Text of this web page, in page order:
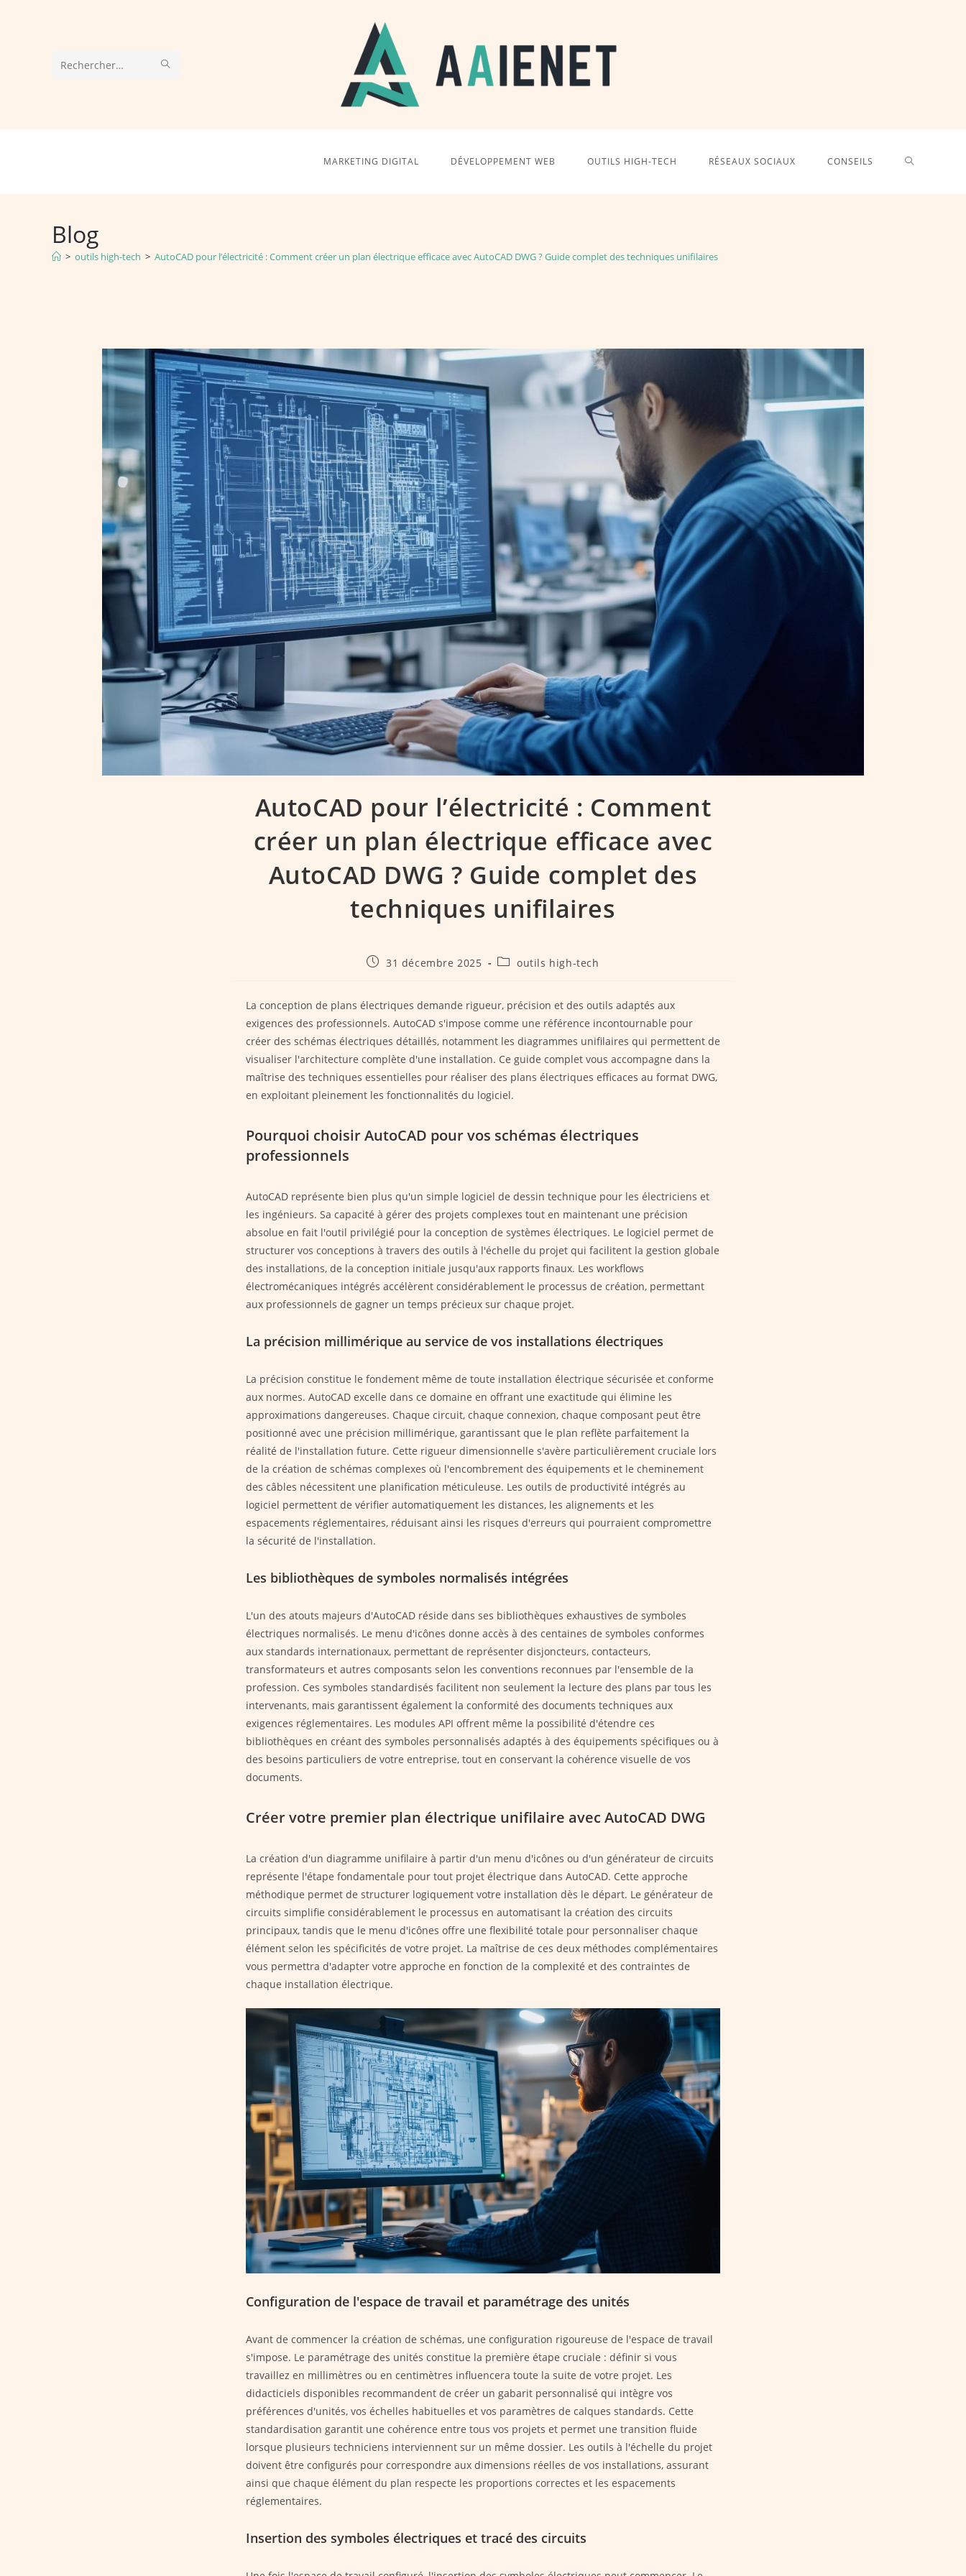
Rechercher
MARKETING DIGITAL DÉVELOPPEMENT WEB OUTILS HIGH-TECH RÉSEAUX SOCIAUX CONSEILS TOGGLE
Blog
> outils high-tech > AutoCAD pour l’électricité : Comment créer un plan électrique efficace avec AutoCAD DWG ? Guide complet des techniques unifilaires
AutoCAD pour l’électricité : Comment
créer un plan électrique efficace avec
AutoCAD DWG ? Guide complet des
techniques unifilaires
Publication
31 décembre 2025
Postoutils high-tech
La conception de plans électriques demande rigueur, précision et des outils adaptés aux
exigences des professionnels. AutoCAD s'impose comme une référence incontournable pour
créer des schémas électriques détaillés, notamment les diagrammes unifilaires qui permettent de
visualiser l'architecture complète d'une installation. Ce guide complet vous accompagne dans la
maîtrise des techniques essentielles pour réaliser des plans électriques efficaces au format DWG,
en exploitant pleinement les fonctionnalités du logiciel.
Pourquoi choisir AutoCAD pour vos schémas électriques
professionnels
AutoCAD représente bien plus qu'un simple logiciel de dessin technique pour les électriciens et
les ingénieurs. Sa capacité à gérer des projets complexes tout en maintenant une précision
absolue en fait l'outil privilégié pour la conception de systèmes électriques. Le logiciel permet de
structurer vos conceptions à travers des outils à l'échelle du projet qui facilitent la gestion globale
des installations, de la conception initiale jusqu'aux rapports finaux. Les workflows
électromécaniques intégrés accélèrent considérablement le processus de création, permettant
aux professionnels de gagner un temps précieux sur chaque projet.
La précision millimérique au service de vos installations électriques
La précision constitue le fondement même de toute installation électrique sécurisée et conforme
aux normes. AutoCAD excelle dans ce domaine en offrant une exactitude qui élimine les
approximations dangereuses. Chaque circuit, chaque connexion, chaque composant peut être
positionné avec une précision millimérique, garantissant que le plan reflète parfaitement la
réalité de l'installation future. Cette rigueur dimensionnelle s'avère particulièrement cruciale lors
de la création de schémas complexes où l'encombrement des équipements et le cheminement
des câbles nécessitent une planification méticuleuse. Les outils de productivité intégrés au
logiciel permettent de vérifier automatiquement les distances, les alignements et les
espacements réglementaires, réduisant ainsi les risques d'erreurs qui pourraient compromettre
la sécurité de l'installation.
Les bibliothèques de symboles normalisés intégrées
L'un des atouts majeurs d'AutoCAD réside dans ses bibliothèques exhaustives de symboles
électriques normalisés. Le menu d'icônes donne accès à des centaines de symboles conformes
aux standards internationaux, permettant de représenter disjoncteurs, contacteurs,
transformateurs et autres composants selon les conventions reconnues par l'ensemble de la
profession. Ces symboles standardisés facilitent non seulement la lecture des plans par tous les
intervenants, mais garantissent également la conformité des documents techniques aux
exigences réglementaires. Les modules API offrent même la possibilité d'étendre ces
bibliothèques en créant des symboles personnalisés adaptés à des équipements spécifiques ou à
des besoins particuliers de votre entreprise, tout en conservant la cohérence visuelle de vos
documents.
Créer votre premier plan électrique unifilaire avec AutoCAD DWG
La création d'un diagramme unifilaire à partir d'un menu d'icônes ou d'un générateur de circuits
représente l'étape fondamentale pour tout projet électrique dans AutoCAD. Cette approche
méthodique permet de structurer logiquement votre installation dès le départ. Le générateur de
circuits simplifie considérablement le processus en automatisant la création des circuits
principaux, tandis que le menu d'icônes offre une flexibilité totale pour personnaliser chaque
élément selon les spécificités de votre projet. La maîtrise de ces deux méthodes complémentaires
vous permettra d'adapter votre approche en fonction de la complexité et des contraintes de
chaque installation électrique.
Configuration de l'espace de travail et paramétrage des unités
Avant de commencer la création de schémas, une configuration rigoureuse de l'espace de travail
s'impose. Le paramétrage des unités constitue la première étape cruciale : définir si vous
travaillez en millimètres ou en centimètres influencera toute la suite de votre projet. Les
didacticiels disponibles recommandent de créer un gabarit personnalisé qui intègre vos
préférences d'unités, vos échelles habituelles et vos paramètres de calques standards. Cette
standardisation garantit une cohérence entre tous vos projets et permet une transition fluide
lorsque plusieurs techniciens interviennent sur un même dossier. Les outils à l'échelle du projet
doivent être configurés pour correspondre aux dimensions réelles de vos installations, assurant
ainsi que chaque élément du plan respecte les proportions correctes et les espacements
réglementaires.
Insertion des symboles électriques et tracé des circuits